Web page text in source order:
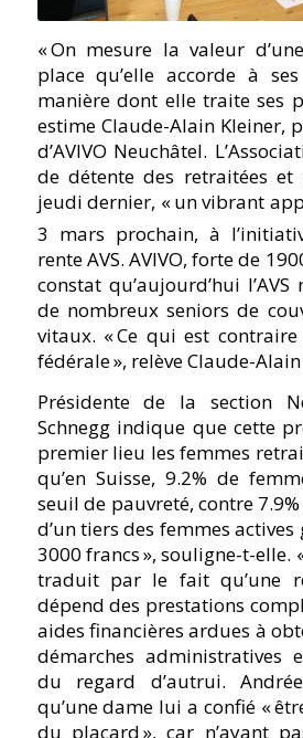
« On mesure la valeur
place qu’elle accorde à
manière dont elle traite ses
estime Claude-Alain Kleiner,
d’AVIVO Neuchâtel.
de détente des retraitées et
jeudi dernier, « un vibrant
3 mars prochain, à
rente AVS. AVIVO, forte de
constat qu’aujourd’hui
de nombreux seniors de
vitaux. « Ce qui est
fédérale », relève Claude-
Présidente de la section
Schnegg indique que cette
premier lieu les femmes
qu’en Suisse, 9.2% de
seuil de pauvreté, contre 7.9%
d’un tiers des femmes
3000 francs », souligne-t-elle.
traduit par le fait qu’une
dépend des prestations
aides financières ardues à
démarches administratives
du regard d’autrui.
qu’une dame lui a confié «
du placard », car n’ayant